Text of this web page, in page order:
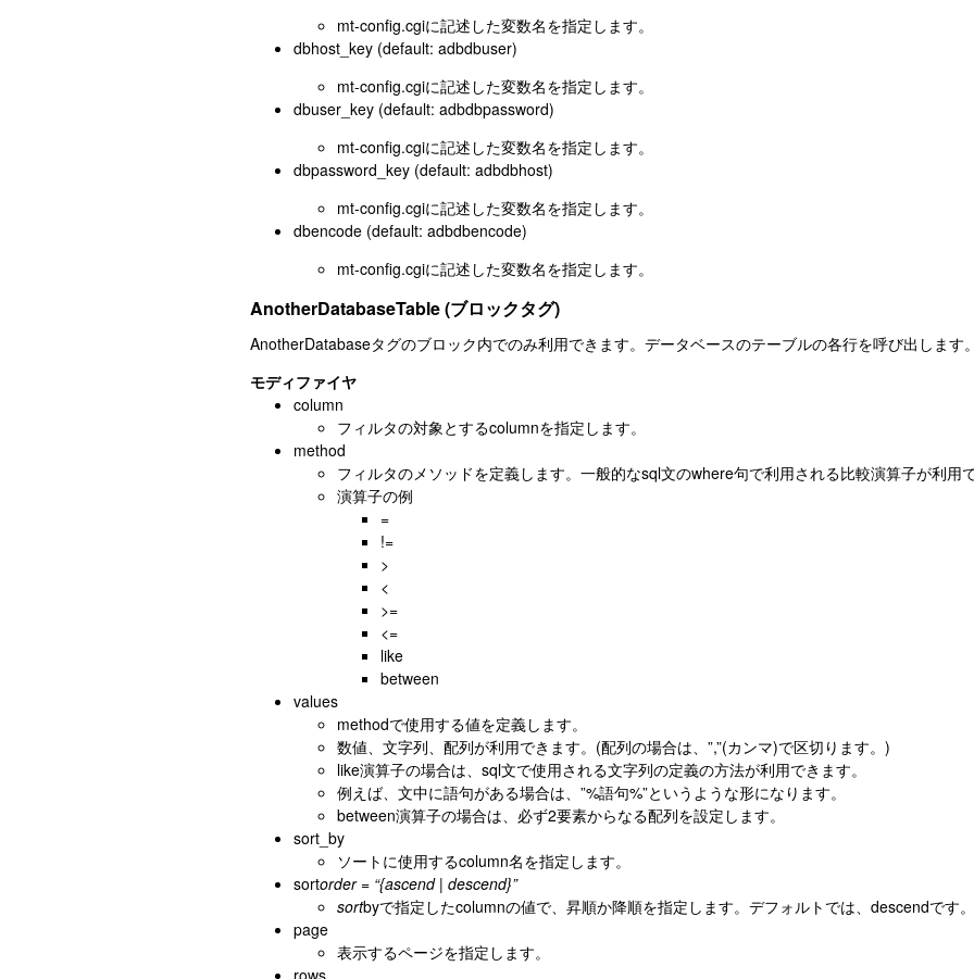
mt-config.cgiに記述した変数名を指定します。
dbhost_key (default: adbdbuser)
mt-config.cgiに記述した変数名を指定します。
dbuser_key (default: adbdbpassword)
mt-config.cgiに記述した変数名を指定します。
dbpassword_key (default: adbdbhost)
mt-config.cgiに記述した変数名を指定します。
dbencode (default: adbdbencode)
mt-config.cgiに記述した変数名を指定します。
AnotherDatabaseTable (ブロックタグ)
AnotherDatabaseタグのブロック内でのみ利用できます。データベースのテーブルの各行を呼び出します。
モディファイヤ
column
フィルタの対象とするcolumnを指定します。
method
フィルタのメソッドを定義します。一般的なsql文のwhere句で利用される比較演算子が利用で
演算子の例
=
!=
>
<
>=
<=
like
between
values
methodで使用する値を定義します。
数値、文字列、配列が利用できます。(配列の場合は、”,”(カンマ)で区切ります。)
like演算子の場合は、sql文で使用される文字列の定義の方法が利用できます。
例えば、文中に語句がある場合は、”%語句%”というような形になります。
between演算子の場合は、必ず2要素からなる配列を設定します。
sort_by
ソートに使用するcolumn名を指定します。
sortorder = “{ascend | descend}”
sortbyで指定したcolumnの値で、昇順か降順を指定します。デフォルトでは、descendです。
page
表示するページを指定します。